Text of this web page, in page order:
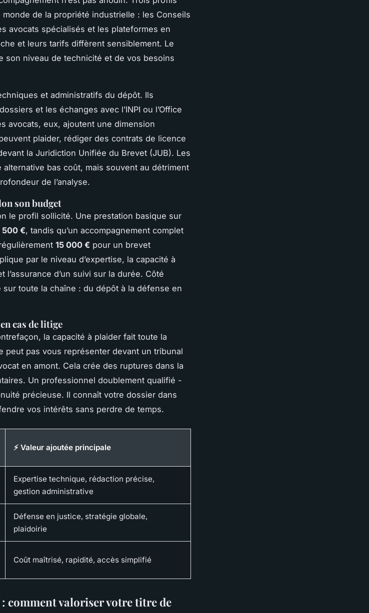
de la propriété industrielle : les Conseils
avocats spécialisés et les plateformes en
et leurs tarifs diffèrent sensiblement. Le
son niveau de technicité et de vos besoins
et administratifs du dépôt. Ils
et les échanges avec l’INPI ou l’Office
avocats, eux, ajoutent une dimension
plaider, rédiger des contrats de licence
la Juridiction Unifiée du Brevet (JUB). Les
bas coût, mais souvent au détriment
de l’analyse.
son budget
le profil sollicité. Une prestation basique sur
500 €, tandis qu’un accompagnement complet
15 000 € pour un brevet
par le niveau d’expertise, la capacité à
d’un suivi sur la durée. Côté
toute la chaîne : du dépôt à la défense en
cas de litige
la capacité à plaider fait toute la
peut pas vous représenter devant un tribunal
en amont. Cela crée des ruptures dans la
Un professionnel doublement qualifié -
précieuse. Il connaît votre dossier dans
vos intérêts sans perdre de temps.
⚡ Valeur ajoutée principale
Expertise technique, rédaction précise,
gestion administrative
Défense en justice, stratégie globale,
plaidoirie
Coût maîtrisé, rapidité, accès simplifié
comment valoriser votre titre de